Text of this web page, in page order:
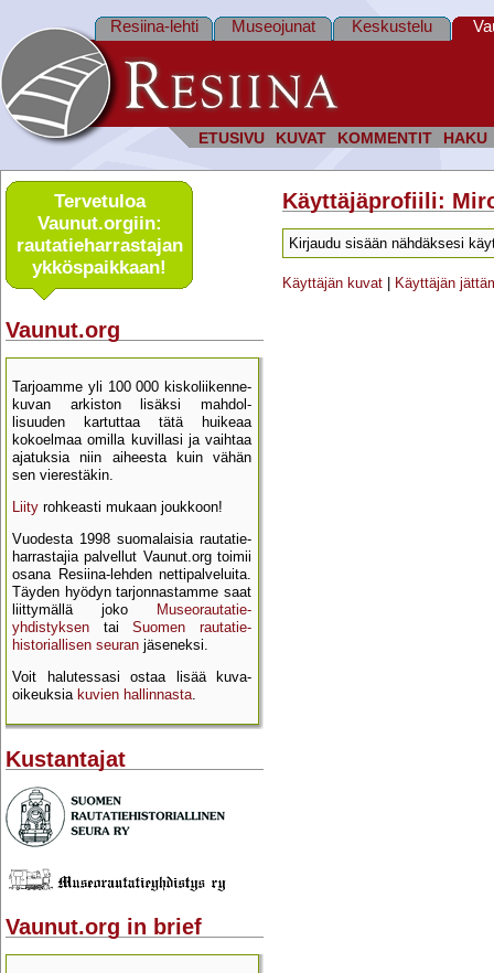
ETUSIVU KUVAT KOMMENTIT HAKU
Resiina-lehti Museojunat Keskustelu
Tervetuloa
Vaunut.orgiin:
rautatie­harrastajan
ykkös­paikkaan!
Vaunut.org
Tarjoamme yli 100 000 kisko­liikenne­
kuvan arkiston lisäksi mahdol­
lisuuden kartu­ttaa tätä huikeaa
kokoelmaa omilla kuvillasi ja vaihtaa
ajatuksia niin aiheesta kuin vähän
sen vierestäkin.
Liity rohkeasti mukaan joukkoon!
Vuodesta 1998 suomalaisia rautatie­
harrastajia palvellut Vaunut.org toimii
osana Resiina-lehden netti­palveluita.
Täyden hyödyn tarjon­nastamme saat
liittymällä joko
Museo­rautatie­
yhdistyksen tai Suomen rautatie­
historial­lisen seuran jäseneksi.
Voit halutessasi ostaa lisää kuva­
oikeuksia kuvien hallinnasta.
Kustantajat
Vaunut.org in brief
Käyttäjäprofiili:
Kirjaudu sisään nähdäksesi
Käyttäjän kuvat Käyttäjän